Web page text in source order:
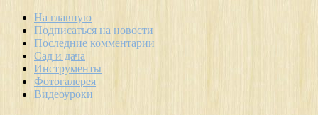
На главную
Подписаться на новости
Последние комментарии
Сад и дача
Инструменты
Фотогалерея
Видеоуроки